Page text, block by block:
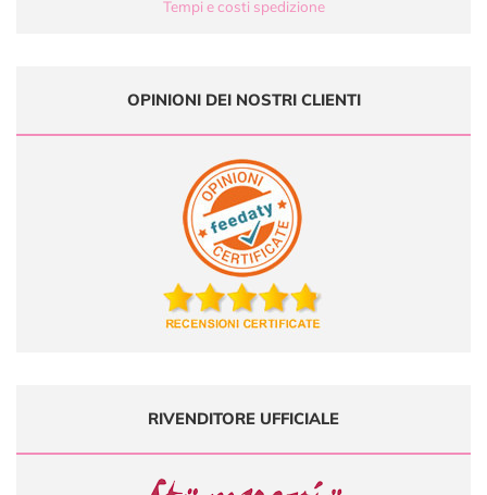
Tempi e costi spedizione
OPINIONI DEI NOSTRI CLIENTI
RIVENDITORE UFFICIALE